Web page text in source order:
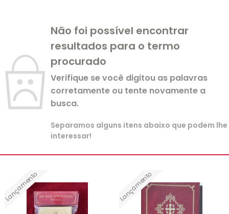
Não foi possível encontrar
resultados para o termo
procurado
Verifique se você digitou as palavras
corretamente ou tente novamente a
busca.
Separamos alguns itens abaixo que podem lhe
interessar!
Lançamento Lançamento